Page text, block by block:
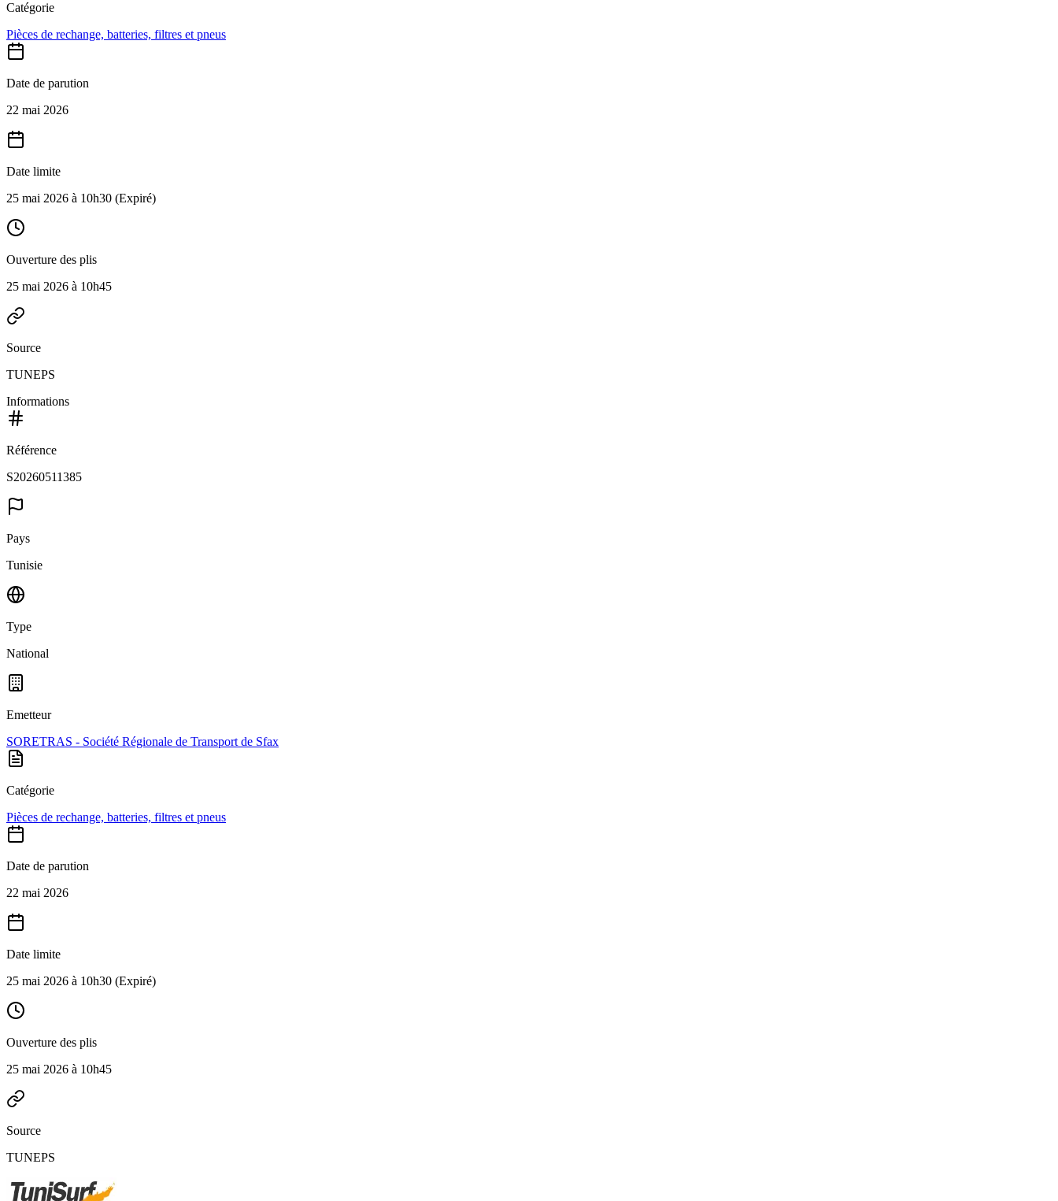
Catégorie
Pièces de rechange, batteries, filtres et pneus
Date de parution
22 mai 2026
Date limite
25 mai 2026 à 10h30 (Expiré)
Ouverture des plis
25 mai 2026 à 10h45
Source
TUNEPS
Informations
Référence
S20260511385
Pays
Tunisie
Type
National
Emetteur
SORETRAS - Société Régionale de Transport de Sfax
Catégorie
Pièces de rechange, batteries, filtres et pneus
Date de parution
22 mai 2026
Date limite
25 mai 2026 à 10h30 (Expiré)
Ouverture des plis
25 mai 2026 à 10h45
Source
TUNEPS